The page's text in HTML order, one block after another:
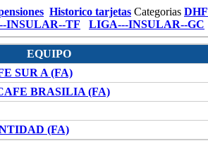
Historico tarjetas Categorias DHF
INSULAR--TF LIGA---INSULAR--GC
EQUIPO
SUR A (FA)
BRASILIA (FA)
(FA)